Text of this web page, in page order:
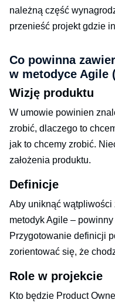
należną część
przenieść projekt gdzie
Co powinna
w metodyce Agile
Wizję produktu
W umowie powinien
zrobić, dlaczego to
jak to chcemy zrobić.
założenia produktu.
Definicje
Aby uniknąć wątpliwości
metodyk Agile –
Przygotowanie definicji
zorientować się, że
Role w projekcie
Kto będzie Product